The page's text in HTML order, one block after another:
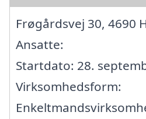
Frøgårdsvej 30, 4690
Ansatte:
Startdato: 28.
Virksomhedsform: